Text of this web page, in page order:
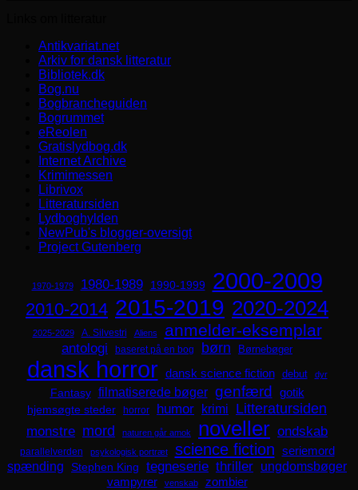
Antikvariat.net
Arkiv for dansk litteratur
Bibliotek.dk
Bog.nu
Bogbrancheguiden
Bogrummet
eReolen
Gratislydbog.dk
Internet Archive
Krimimessen
Librivox
Litteratursiden
Lydboghylden
NewPub's blogger-oversigt
Project Gutenberg
1970-1979 1980-1989 1990-1999 2000-2009
2010-2014 2015-2019 2020-2024
2025-2029 A. Silvestri Aliens anmelder-eksemplar
antologi baseret på en bog børn Børnebøger
dansk horror dansk science fiction debut dyr
Fantasy filmatiserede bøger genfærd
gotik
hjemsøgte steder
horror humor krimi Litteratursiden
monstre mord naturen går amok noveller ondskab
parallelverden psykologisk portræt science fiction seriemord
spænding Stephen King tegneserie thriller ungdomsbøger
vampyrer venskab
zombier